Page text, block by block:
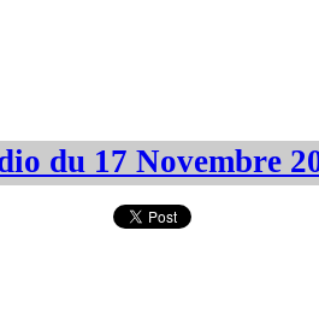
du 17 Novembre